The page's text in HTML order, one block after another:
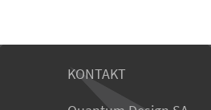
KONTAKT